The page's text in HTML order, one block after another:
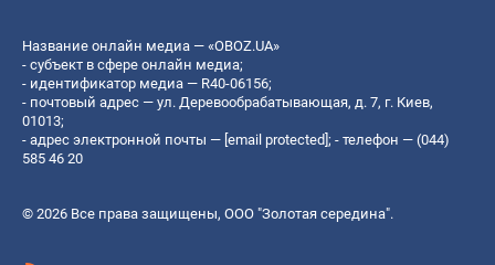
Название онлайн медиа — «OBOZ.UA»
- субъект в сфере онлайн медиа;
- идентификатор медиа — R40-06156;
- почтовый адрес — ул. Деревообрабатывающая, д. 7, г. Киев,
01013;
- адрес электронной почты — [email protected]; - телефон — (044)
585 46 20
© 2026 Все права защищены, ООО "Золотая середина".